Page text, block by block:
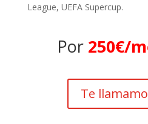
League, UEFA Supercup.
Por 250€/
Te